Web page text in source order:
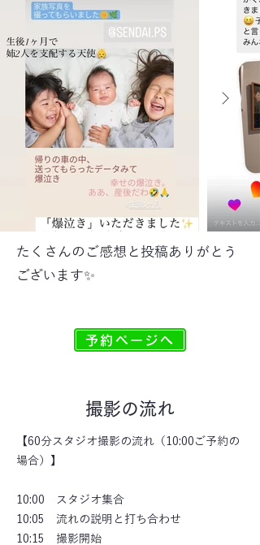
​たくさんのご感想と投稿ありがとう
ございます✨
予約ページへ
​撮影の流れ
【60分スタジオ撮影の流れ（10:00ご予約の
場合）】
10:00 スタジオ集合
10:05 流れの説明と打ち合わせ
10:15 撮影開始